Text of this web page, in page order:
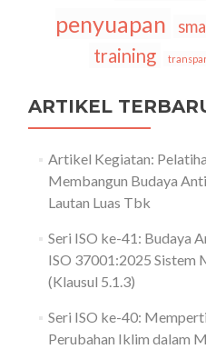
penyuapan
training
ARTIKEL
Artikel Kegiatan:
Membangun Budaya
Lautan Luas Tbk
Seri ISO ke-41: Budaya
ISO 37001:2025 Sistem
(Klausul 5.1.3)
Seri ISO ke-40:
Perubahan Iklim dalam